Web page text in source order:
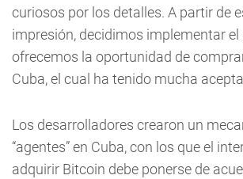
curiosos por los detalles. A partir de
impresión, decidimos implementar
ofrecemos la oportunidad de
Cuba, el cual ha tenido mucha
Los desarrolladores crearon un
“agentes” en Cuba, con los que el
adquirir Bitcoin debe ponerse de